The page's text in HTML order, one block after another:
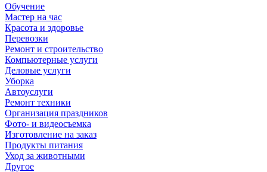
Обучение
Мастер на час
Красота и здоровье
Перевозки
Ремонт и строительство
Компьютерные услуги
Деловые услуги
Уборка
Автоуслуги
Ремонт техники
Организация праздников
Фото- и видеосъемка
Изготовление на заказ
Продукты питания
Уход за животными
Другое